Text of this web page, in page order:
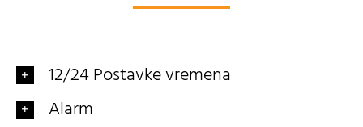
12/24 Postavke vremena
Alarm